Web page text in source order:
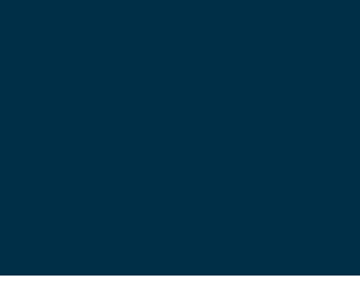
dronă ucraineană încă nu